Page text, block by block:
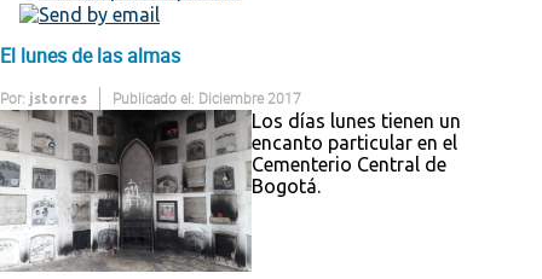
El lunes de las almas
Por: jstorres Publicado el: Diciembre 2017
Los días lunes tienen un
encanto particular en el
Cementerio Central de
Bogotá.